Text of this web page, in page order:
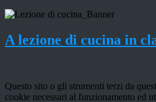
A lezione di cucina in
Questo sito o gli strumenti terzi da
cookie necessari al funzionamento ed